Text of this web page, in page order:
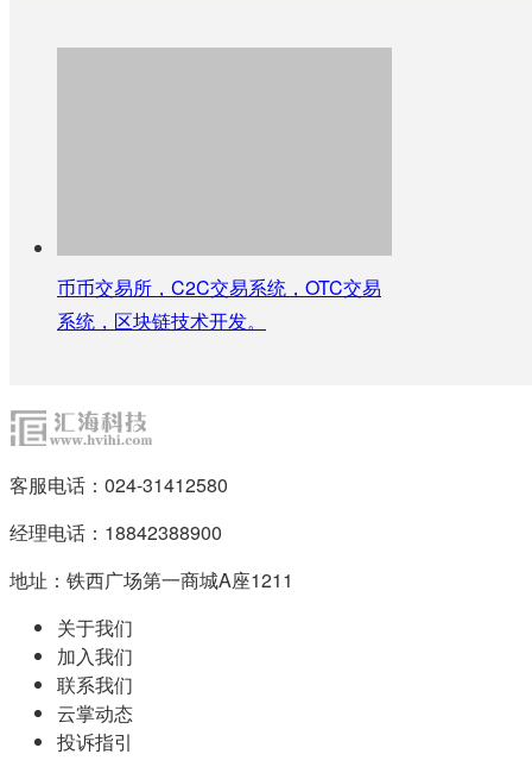
币币交易所，C2C交易系统，OTC交易
系统，区块链技术开发。
客服电话：024-31412580
经理电话：18842388900
地址：铁西广场第一商城A座1211
关于我们
加入我们
联系我们
云掌动态
投诉指引